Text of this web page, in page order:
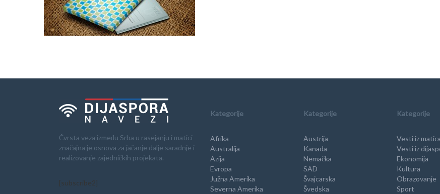
Čvrsta veza između Srba u rasejanju i matici
značajna je osnova za jačanje dalje saradnje i
realizovanje zajedničkih projekata.
[subscribe2]
Kategorije
Afrika
Australija
Azija
Evropa
Južna Amerika
Severna Amerika
Kategorije
Austrija
Kanada
Nemačka
SAD
Švajcarska
Švedska
Kategorije
Vesti iz
Vesti iz
Ekonomija
Kultura
Obrazovanje
Sport